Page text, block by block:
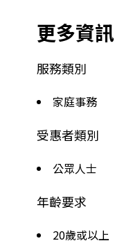
更多資訊
服務類別
家庭事務
受惠者類別
公眾人士
年齡要求
20歲或以上